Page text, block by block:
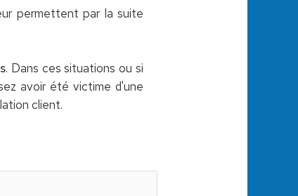
permettent par la suite
. Dans ces situations ou si
avoir été victime d'une
client.